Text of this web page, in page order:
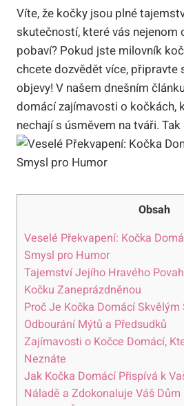
Víte, že kočky jsou plné
skutečností, které vás nejenom
pobaví? Pokud jste milovník
chcete dozvědět více, připravte
objevy! V našem dnešním
domácí zajímavosti o kočkách,
nechají s úsměvem na tváři.
Obsah
Veselé Překvapení: Kočka
Smysl pro Humor
Tajemství Jejího Hravého
Kočku Zaneprázdněnou
Proč Je Kočka Domácí
Odbourání Mýtů a Předsudků
Zajímavosti o Kočce Domácí,
Neznáte
Jak Kočka Domácí Přispívá k
Náladě a Zdokonaluje Váš Dům